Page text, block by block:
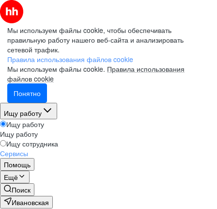
Мы используем файлы cookie, чтобы обеспечивать
правильную работу нашего веб-сайта и анализировать
сетевой трафик.
Правила использования файлов cookie
Мы используем файлы cookie. Правила использования
файлов cookie
Понятно
Ищу работу
Ищу работу
Ищу работу
Ищу сотрудника
Сервисы
Помощь
Ещё
Поиск
Ивановская